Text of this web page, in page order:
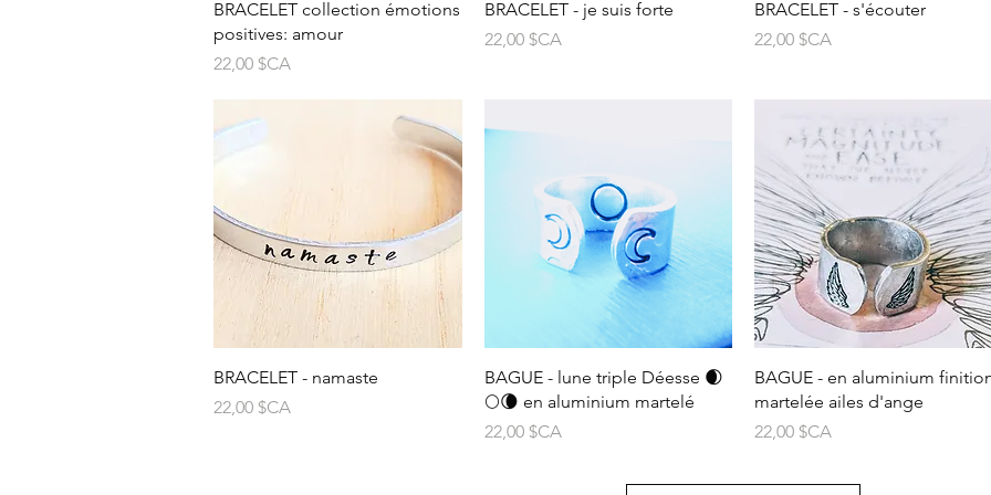
Aperçu rapide
BRACELET collection émotions
positives: amour
Prix
22,00 $CA
Aperçu rapide
BRACELET - je suis forte
Prix
22,00 $CA
Aperçu rapide
BRACELET - s'écouter
Prix
22,00 $CA
Aperçu rapide
BRACELET - namaste
Prix
22,00 $CA
Aperçu rapide
BAGUE - lune triple Déesse 🌒
🌕🌘 en aluminium martelé
Prix
22,00 $CA
Aperçu rapide
BAGUE - en aluminium
martelée ailes d'ange
Prix
22,00 $CA